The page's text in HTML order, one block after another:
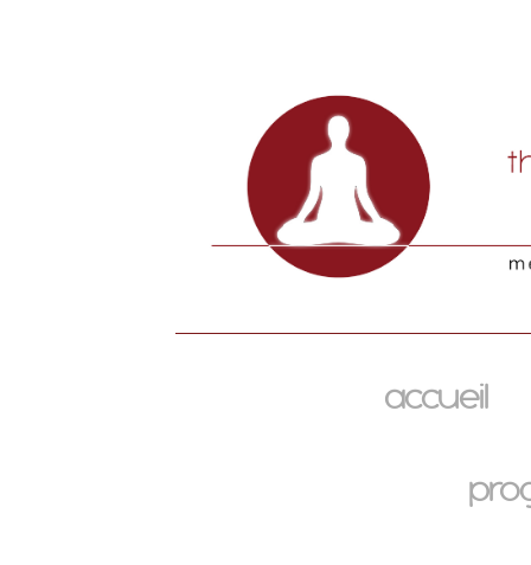
accueil